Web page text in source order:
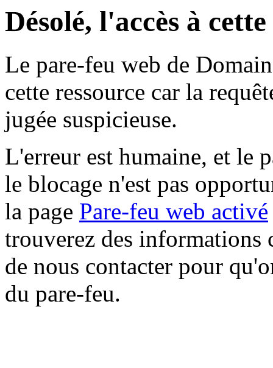
Désolé, l'accès à
Le pare-feu web de
cette ressource car la
jugée suspicieuse.
L'erreur est humaine, et le
le blocage n'est pas
la page Pare-feu web activé
trouverez des informations
de nous contacter pour
du pare-feu.